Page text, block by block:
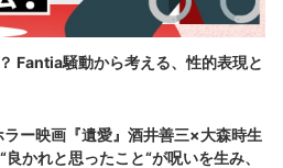
Fantia騒動から考える、性的表現と
ラー映画『遺愛』酒井善三×大森時生
良かれと思ったこと“が呪いを生み、